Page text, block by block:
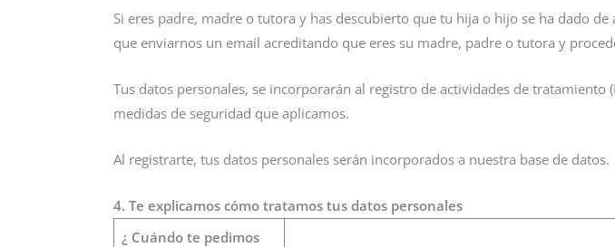
Si eres padre, madre o tutora y has descubierto que tu hija o hijo se ha dado
que enviarnos un email acreditando que eres su madre, padre o tutora y
Tus datos personales, se incorporarán al registro de actividades de
medidas de seguridad que aplicamos.
Al registrarte, tus datos personales serán incorporados a nuestra base de datos.
4. Te explicamos cómo tratamos tus datos personales
¿ Cuándo te pedimos